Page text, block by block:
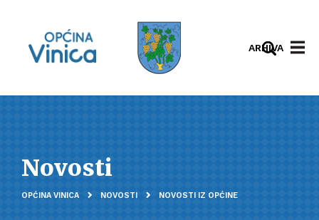
ARHIVA
Novosti
OPĆINA VINICA NOVOSTI NOVOSTI IZ OPĆINE